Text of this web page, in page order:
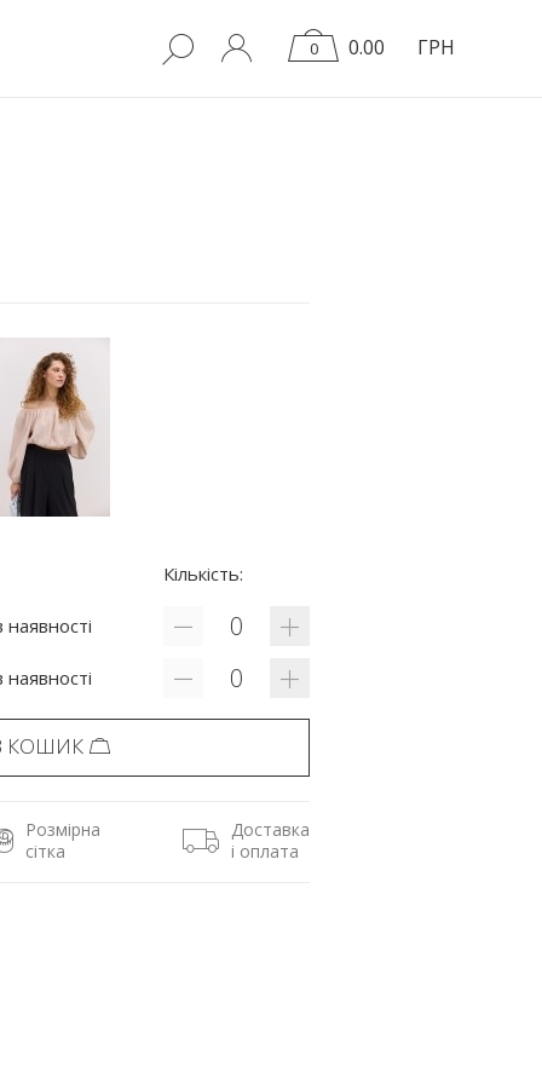
0 0.00 ГРН
Кількість:
КОШИК
Розмірна
сітка
Доставка
і оплата